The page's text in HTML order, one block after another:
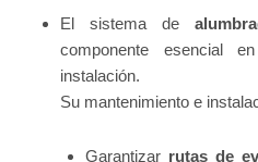
El sistema de
componente esencial
instalación.
Su mantenimiento e
Garantizar rutas de